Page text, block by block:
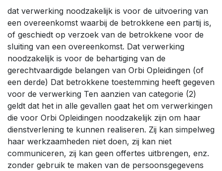
dat verwerking noodzakelijk is voor de uitvoering van
een overeenkomst waarbij de betrokkene een partij is,
of geschiedt op verzoek van de betrokkene voor de
sluiting van een overeenkomst. Dat verwerking
noodzakelijk is voor de behartiging van de
gerechtvaardigde belangen van Orbi Opleidingen (of
een derde) Dat betrokkene toestemming heeft gegeven
voor de verwerking Ten aanzien van categorie (2)
geldt dat het in alle gevallen gaat het om verwerkingen
die voor Orbi Opleidingen noodzakelijk zijn om haar
dienstverlening te kunnen realiseren. Zij kan simpelweg
haar werkzaamheden niet doen, zij kan niet
communiceren, zij kan geen offertes uitbrengen, enz.
zonder gebruik te maken van de persoonsgegevens